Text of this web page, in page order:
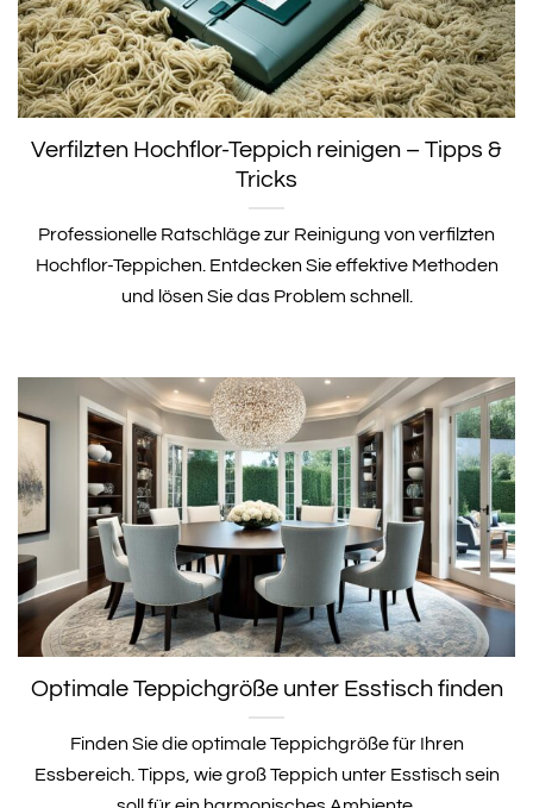
Verfilzten Hochflor-Teppich reinigen – Tipps &
Tricks
Professionelle Ratschläge zur Reinigung von verfilzten
Hochflor-Teppichen. Entdecken Sie effektive Methoden
und lösen Sie das Problem schnell.
Optimale Teppichgröße unter Esstisch finden
Finden Sie die optimale Teppichgröße für Ihren
Essbereich. Tipps, wie groß Teppich unter Esstisch sein